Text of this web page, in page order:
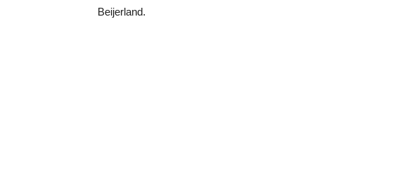
Beijerland.